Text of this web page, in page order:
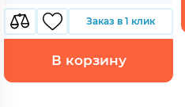
Заказ в 1 клик
В корзину